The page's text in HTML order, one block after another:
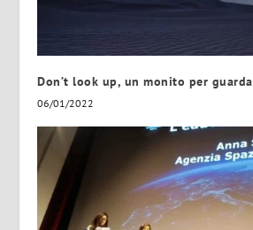
Don’t look up, un monito per
06/01/2022